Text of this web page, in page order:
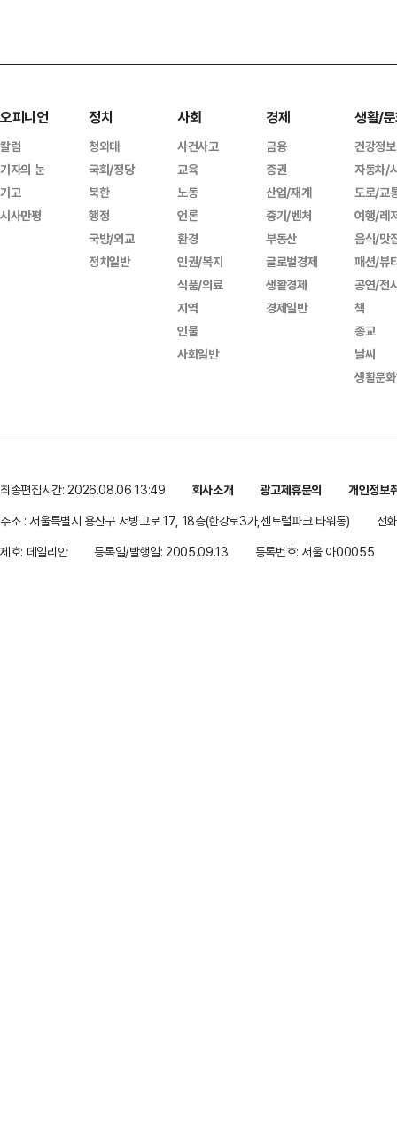
오피니언
칼럼
기자의 눈
기고
시사만평
정치
청와대
국회/정당
북한
행정
국방/외교
정치일반
사회
사건사고
교육
노동
언론
환경
인권/복지
식품/의료
지역
인물
사회일반
경제
금융
증권
산업/재계
중기/벤처
부동산
글로벌경제
생활경제
경제일반
생활/
건강정보
자동차/
도로/교
여행/레
음식/맛
패션/뷰
공연/전
책
종교
날씨
생활문
최종편집시간: 2026.08.06 13:49 회사소개 광고제휴문의
개인정보
주소 : 서울특별시 용산구 서빙고로 17, 18층(한강로3가,센트럴파크 타워동)
전
제호: 데일리안
등록일/발행일: 2005.09.13 등록번호: 서울 아00055